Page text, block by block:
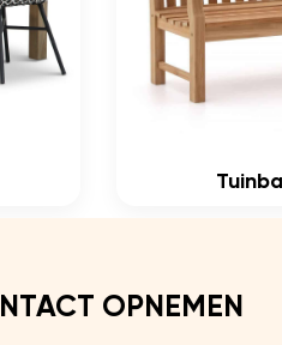
OPNEMEN